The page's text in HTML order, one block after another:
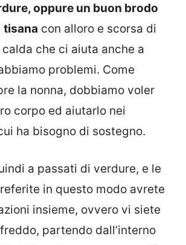
oppure un buon brodo
tisana con alloro e scorsa di
che ci aiuta anche a
problemi. Come
la nonna, dobbiamo voler
corpo ed aiutarlo nei
ha bisogno di sostegno.
a passati di verdure, e le
in questo modo avrete
insieme, ovvero vi siete
partendo dall’interno